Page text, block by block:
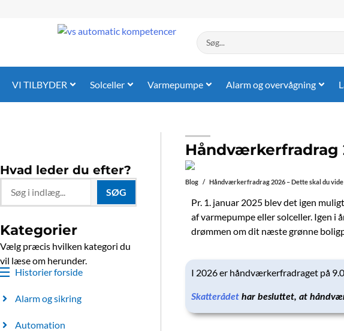
Search
...
VI TILBYDER Solceller Varmepumpe Alarm og overvågning
Hvad leder du efter?
SØG
Kategorier
Vælg præcis hvilken kategori du
vil læse om herunder.
Historier forside
Alarm og sikring
Automation
Håndværkerfradrag
Blog / Håndværkerfradrag 2026 – Dette skal du vide
Pr. 1. januar 2025 blev det igen
af varmepumpe eller solceller. Igen i
drømmen om dit næste grønne
I 2026 er håndværkerfradraget på
Skatterådet har besluttet, at